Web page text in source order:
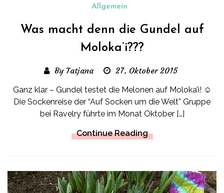
Allgemein
Was macht denn die Gundel auf
Moloka’i???
By Tatjana 27. Oktober 2015
Ganz klar – Gundel testet die Melonen auf Moloka’i! ☺
Die Sockenreise der “Auf Socken um die Welt” Gruppe
bei Ravelry führte im Monat Oktober […]
Continue Reading